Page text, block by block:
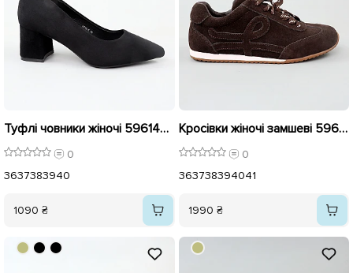
Туфлі човники жіночі 596146 Чорні
0
3637383940
1090 ₴
Кросівки жіночі замшеві 596119 Коричневі
0
363738394041
1990 ₴